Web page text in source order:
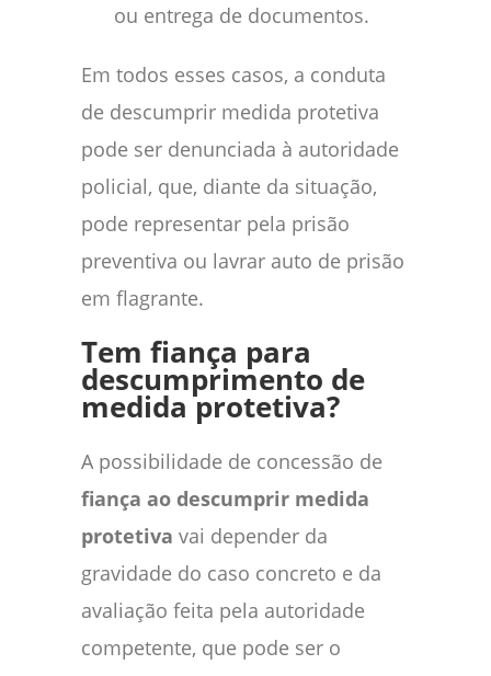
ou entrega de documentos.
Em todos esses casos, a conduta
de descumprir medida protetiva
pode ser denunciada à autoridade
policial, que, diante da situação,
pode representar pela prisão
preventiva ou lavrar auto de prisão
em flagrante.
Tem fiança para
descumprimento de
medida protetiva?
A possibilidade de concessão de
fiança ao descumprir medida
protetiva vai depender da
gravidade do caso concreto e da
avaliação feita pela autoridade
competente, que pode ser o